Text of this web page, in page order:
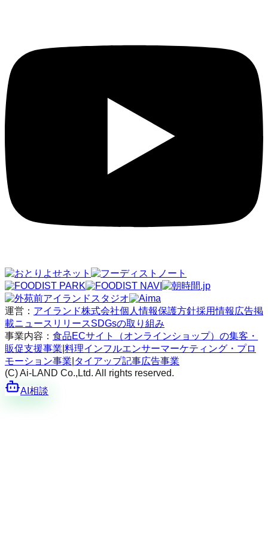
運営： アイランド株式会社個人情報保護方針採用情報 広告掲
載ニュースリリースSDGsの取り組み
事業内容： 食品ECサイト（オンラインショップ）の集客・
販促支援事業 料理インフルエンサーマーケティング・プロ
モーション事業 タイアップ記事広告事業
(C) Ai-LAND Co.,Ltd. All rights reserved.
AI相談